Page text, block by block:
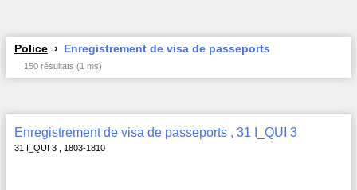
Police Enregistrement de visa de passeports
150 résultats (1 ms)
Enregistrement de visa de passeports , 31 I_QUI 3
31 I_QUI 3 , 1803-1810